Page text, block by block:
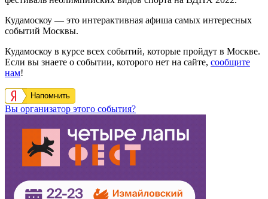
Кудамоскоу — это интерактивная афиша самых интересных
событий Москвы.
Кудамоскоу в курсе всех событий, которые пройдут в Москве.
Если вы знаете о событии, которого нет на сайте, сообщите
нам!
Напомнить
Вы организатор этого события?